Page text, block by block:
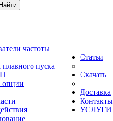
частоты
плавного пуска
опции
Статьи
Скачать
Доставка
Контакты
УСЛУГИ